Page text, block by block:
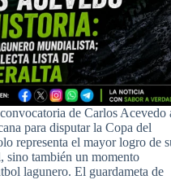
de Carlos Acevedo
para disputar la Copa del
representa el mayor logro de
sino también un momento
lagunero. El guardameta de